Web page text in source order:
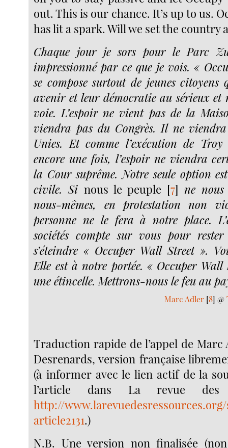
out. This is our chance. It’s up to us.
has lit a spark. Will we set the country
Chaque jour je sors pour le Parc
impressionné par ce que je vois. «
se compose surtout de jeunes
avenir et leur démocratie au sérieux et
voie. L’espoir ne vient pas de la
viendra pas du Congrès. Il ne
Unies. Et comme l’exécution de
encore une fois, l’espoir ne viendra
la Cour suprême. Notre seule option
civile. Si nous le peuple [7] ne
nous-mêmes, en protestation non
personne ne le fera à notre place.
sociétés compte sur vous pour
s’éteindre « Occuper Wall Street ».
Elle est à notre portée. « Occuper
une étincelle. Mettrons-nous le feu au
Marc Adler [8] @
Traduction rapide de l’appel de
Desrenards, version française
(à informer avec le lien actif de la
l’article dans La revue des
http://
article2131.)
N.B. Une version non finalisée